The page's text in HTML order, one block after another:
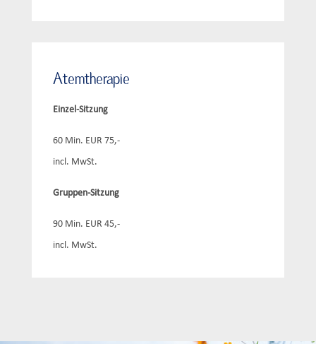
Atemtherapie
Einzel-Sitzung
60 Min. EUR 75,-
incl. MwSt.
Gruppen-Sitzung
90 Min. EUR 45,-
incl. MwSt.